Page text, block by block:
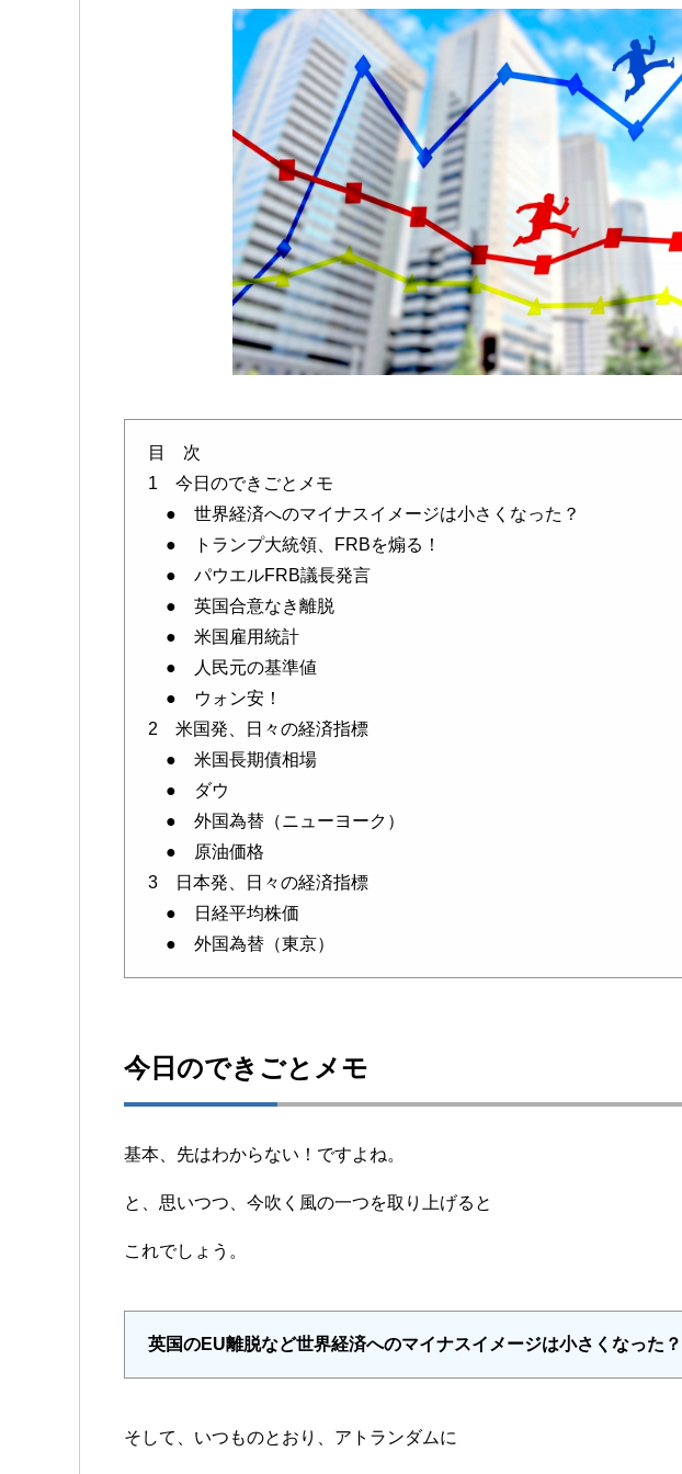
目 次
1 今日のできごとメモ
● 世界経済へのマイナスイメージは小さくなった？
● トランプ大統領、FRBを煽る！
● パウエルFRB議長発言
● 英国合意なき離脱
● 米国雇用統計
● 人民元の基準値
● ウォン安！
2 米国発、日々の経済指標
● 米国長期債相場
● ダウ
● 外国為替（ニューヨーク）
● 原油価格
3 日本発、日々の経済指標
● 日経平均株価
● 外国為替（東京）
今日のできごとメモ
基本、先はわからない！ですよね。
と、思いつつ、今吹く風の一つを取り上げると
これでしょう。
英国のEU離脱など世界経済へのマイナスイメージは小さくなった？
そして、いつものとおり、アトランダムに